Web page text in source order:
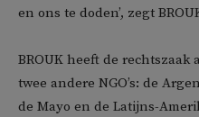
en ons te doden’, zegt
BROUK heeft de
twee andere NGO’s: de
de Mayo en de Latijns-